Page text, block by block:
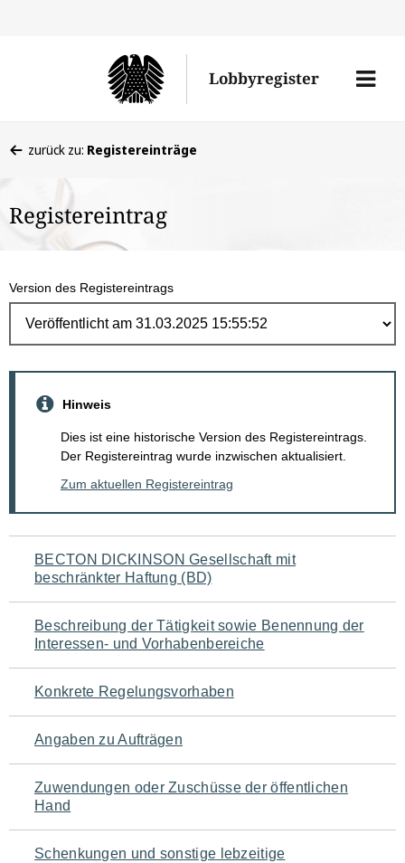
Lobbyregister
Menü
befinden
hier:
zurück zu: Registereinträge
Registereintrag
Version des Registereintrags
Hinweis
Dies ist eine historische Version des Registereintrags.
Der Registereintrag wurde inzwischen aktualisiert.
Zum aktuellen Registereintrag
Navigation
für
den
Seiteninhalt
BECTON DICKINSON Gesellschaft mit
beschränkter Haftung (BD)
Beschreibung der Tätigkeit sowie Benennung der
Interessen- und Vorhabenbereiche
Konkrete Regelungsvorhaben
Angaben zu Aufträgen
Zuwendungen oder Zuschüsse der öffentlichen
Hand
Schenkungen und sonstige lebzeitige